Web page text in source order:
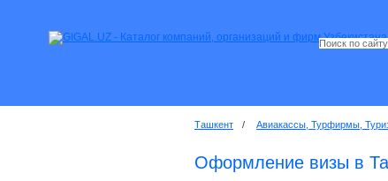
Ташкент / Авиакассы, Турфирмы,
Оформление визы в